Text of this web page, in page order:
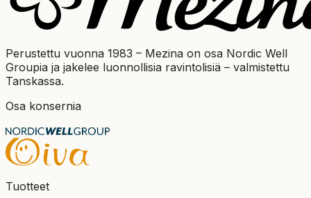
Perustettu vuonna 1983 – Mezina on osa Nordic Well
Groupia ja jakelee luonnollisia ravintolisiä – valmistettu
Tanskassa.
Osa konsernia
Tuotteet